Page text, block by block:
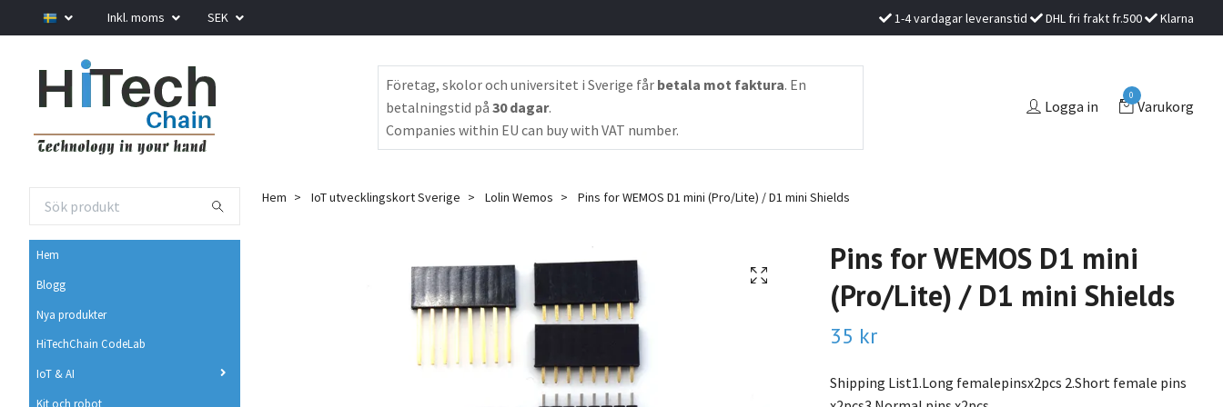
Inkl. moms SEK 1-4 vardagar leveranstid DHL fri frakt fr.500 Klarna
Företag, skolor och universitet i Sverige får betala mot faktura. En
betalningstid på30 dagar.
Companies within EU can buy with VAT number.
Logga in
0
Varukorg
Hem
Blogg
Nya produkter
HiTechChain CodeLab
IoT & AI
Kit och robot
Hem IoT utvecklingskort Sverige Lolin Wemos Pins for WEMOS D1 mini (Pro/Lite) / D1 mini Shields
Pins for WEMOS D1 mini
(Pro/Lite) / D1 mini Shields
35 kr
Shipping List1.Long femalepinsx2pcs 2.Short female pins